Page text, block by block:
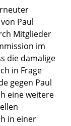
Paul
Mitglieder
im
die damalige
in Frage
gegen Paul
eine weitere
in einer